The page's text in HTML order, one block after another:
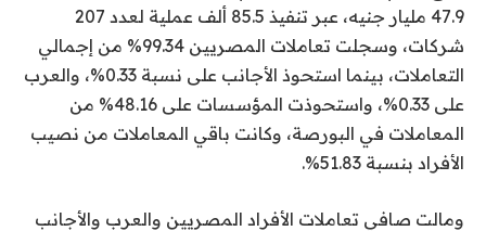
47.9 مليار جنيه، عبر تنفيذ 85.5 ألف عملية لعدد 207
شركات، وسجلت تعاملات المصريين 99.34% من إجمالي
التعاملات، بينما استحوذ الأجانب على نسبة 0.33%، والعرب
على 0.33%، واستحوذت المؤسسات على 48.16% من
المعاملات في البورصة، وكانت باقي المعاملات من نصيب
الأفراد بنسبة 51.83%.
ومالت صافي تعاملات الأفراد المصريين والعرب والأجانب